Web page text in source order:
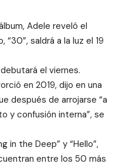
Adele reveló el
saldrá a la luz el 19
el viernes.
en 2019, dijo en una
después de arrojarse “a
y confusión interna”, se
in the Deep” y “Hello”,
entre los 50 más